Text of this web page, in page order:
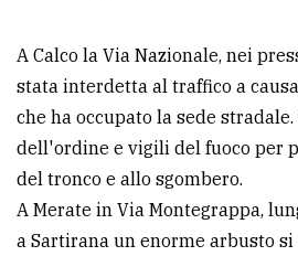
A Calco la Via Nazionale, nei
stata interdetta al traffico a
che ha occupato la sede
dell'ordine e vigili del fuoco per
del tronco e allo sgombero.
A Merate in Via Montegrappa,
a Sartirana un enorme arbusto